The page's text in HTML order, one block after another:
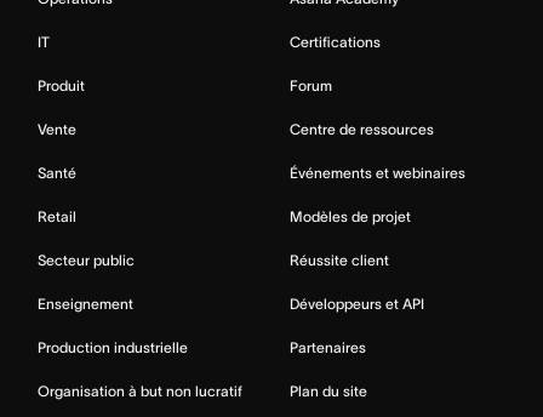
IT
Produit
Vente
Santé
Retail
Secteur public
Enseignement
Production industrielle
Organisation à but non lucratif
Certifications
Forum
Centre de ressources
Événements et webinaires
Modèles de projet
Réussite client
Développeurs et API
Partenaires
Plan du site